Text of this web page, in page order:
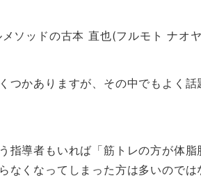
ソッドの古本 直也(フルモト ナオヤ
つかありますが、その中でもよく
指導者もいれば「筋トレの方が体
なくなってしまった方は多いのでは